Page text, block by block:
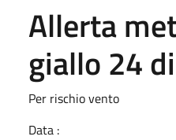
Allerta
giallo 24
Per rischio vento
Data :